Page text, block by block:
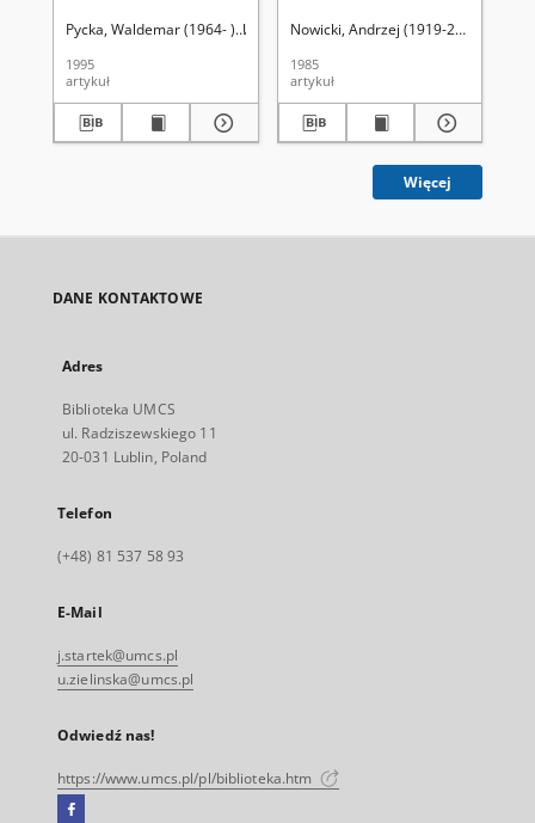
Pycka, Waldemar (1964- ) Uniwersytet Marii Curie-Skłodowskiej
1995
artykuł
Nowicki, Andrzej (1919-2011).
1985
artykuł
Więcej
DANE KONTAKTOWE
Adres
Biblioteka UMCS
ul. Radziszewskiego 11
20-031 Lublin, Poland
Telefon
(+48) 81 537 58 93
E-Mail
j.startek@umcs.pl
u.zielinska@umcs.pl
Odwiedź nas!
https://www.umcs.pl/pl/biblioteka.htm
Facebook